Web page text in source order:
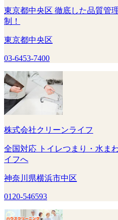
東京都中央区 徹底した品質管
制！
東京都中央区
03-6453-7400
株式会社クリーンライフ
全国対応 トイレつまり・水ま
イフへ
神奈川県横浜市中区
0120-546593